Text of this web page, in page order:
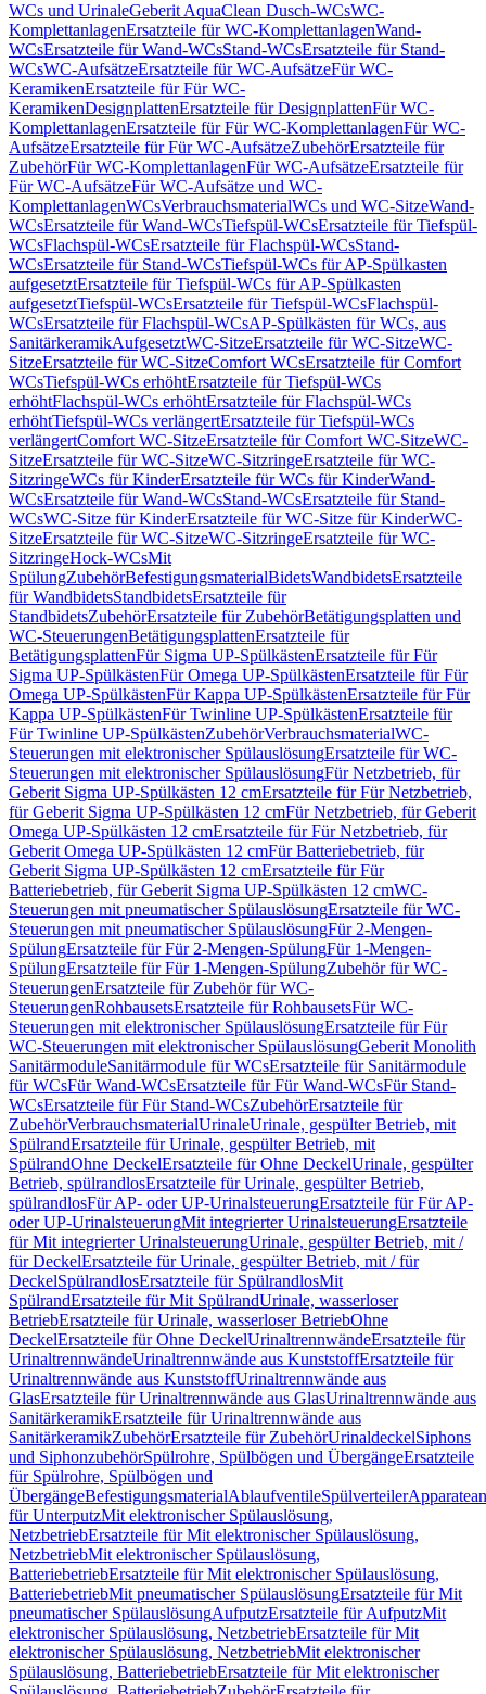
WCs und UrinaleGeberit AquaClean Dusch-WCsWC-
KomplettanlagenErsatzteile für WC-KomplettanlagenWand-
WCsErsatzteile für Wand-WCsStand-WCsErsatzteile für Stand-
WCsWC-AufsätzeErsatzteile für WC-AufsätzeFür WC-
KeramikenErsatzteile für Für WC-
KeramikenDesignplattenErsatzteile für DesignplattenFür WC-
KomplettanlagenErsatzteile für Für WC-KomplettanlagenFür WC-
AufsätzeErsatzteile für Für WC-AufsätzeZubehörErsatzteile für
ZubehörFür WC-KomplettanlagenFür WC-AufsätzeErsatzteile für
Für WC-AufsätzeFür WC-Aufsätze und WC-
KomplettanlagenWCsVerbrauchsmaterialWCs und WC-SitzeWand-
WCsErsatzteile für Wand-WCsTiefspül-WCsErsatzteile für Tiefspül-
WCsFlachspül-WCsErsatzteile für Flachspül-WCsStand-
WCsErsatzteile für Stand-WCsTiefspül-WCs für AP-Spülkasten
aufgesetztErsatzteile für Tiefspül-WCs für AP-Spülkasten
aufgesetztTiefspül-WCsErsatzteile für Tiefspül-WCsFlachspül-
WCsErsatzteile für Flachspül-WCsAP-Spülkästen für WCs, aus
SanitärkeramikAufgesetztWC-SitzeErsatzteile für WC-SitzeWC-
SitzeErsatzteile für WC-SitzeComfort WCsErsatzteile für Comfort
WCsTiefspül-WCs erhöhtErsatzteile für Tiefspül-WCs
erhöhtFlachspül-WCs erhöhtErsatzteile für Flachspül-WCs
erhöhtTiefspül-WCs verlängertErsatzteile für Tiefspül-WCs
verlängertComfort WC-SitzeErsatzteile für Comfort WC-SitzeWC-
SitzeErsatzteile für WC-SitzeWC-SitzringeErsatzteile für WC-
SitzringeWCs für KinderErsatzteile für WCs für KinderWand-
WCsErsatzteile für Wand-WCsStand-WCsErsatzteile für Stand-
WCsWC-Sitze für KinderErsatzteile für WC-Sitze für KinderWC-
SitzeErsatzteile für WC-SitzeWC-SitzringeErsatzteile für WC-
SitzringeHock-WCsMit
SpülungZubehörBefestigungsmaterialBidetsWandbidetsErsatzteile
für WandbidetsStandbidetsErsatzteile für
StandbidetsZubehörErsatzteile für ZubehörBetätigungsplatten und
WC-SteuerungenBetätigungsplattenErsatzteile für
BetätigungsplattenFür Sigma UP-SpülkästenErsatzteile für Für
Sigma UP-SpülkästenFür Omega UP-SpülkästenErsatzteile für Für
Omega UP-SpülkästenFür Kappa UP-SpülkästenErsatzteile für Für
Kappa UP-SpülkästenFür Twinline UP-SpülkästenErsatzteile für
Für Twinline UP-SpülkästenZubehörVerbrauchsmaterialWC-
Steuerungen mit elektronischer SpülauslösungErsatzteile für WC-
Steuerungen mit elektronischer SpülauslösungFür Netzbetrieb, für
Geberit Sigma UP-Spülkästen 12 cmErsatzteile für Für Netzbetrieb,
für Geberit Sigma UP-Spülkästen 12 cmFür Netzbetrieb, für Geberit
Omega UP-Spülkästen 12 cmErsatzteile für Für Netzbetrieb, für
Geberit Omega UP-Spülkästen 12 cmFür Batteriebetrieb, für
Geberit Sigma UP-Spülkästen 12 cmErsatzteile für Für
Batteriebetrieb, für Geberit Sigma UP-Spülkästen 12 cmWC-
Steuerungen mit pneumatischer SpülauslösungErsatzteile für WC-
Steuerungen mit pneumatischer SpülauslösungFür 2-Mengen-
SpülungErsatzteile für Für 2-Mengen-SpülungFür 1-Mengen-
SpülungErsatzteile für Für 1-Mengen-SpülungZubehör für WC-
SteuerungenErsatzteile für Zubehör für WC-
SteuerungenRohbausetsErsatzteile für RohbausetsFür WC-
Steuerungen mit elektronischer SpülauslösungErsatzteile für Für
WC-Steuerungen mit elektronischer SpülauslösungGeberit Monolith
SanitärmoduleSanitärmodule für WCsErsatzteile für Sanitärmodule
für WCsFür Wand-WCsErsatzteile für Für Wand-WCsFür Stand-
WCsErsatzteile für Für Stand-WCsZubehörErsatzteile für
ZubehörVerbrauchsmaterialUrinaleUrinale, gespülter Betrieb, mit
SpülrandErsatzteile für Urinale, gespülter Betrieb, mit
SpülrandOhne DeckelErsatzteile für Ohne DeckelUrinale, gespülter
Betrieb, spülrandlosErsatzteile für Urinale, gespülter Betrieb,
spülrandlosFür AP- oder UP-UrinalsteuerungErsatzteile für Für AP-
oder UP-UrinalsteuerungMit integrierter UrinalsteuerungErsatzteile
für Mit integrierter UrinalsteuerungUrinale, gespülter Betrieb, mit /
für DeckelErsatzteile für Urinale, gespülter Betrieb, mit / für
DeckelSpülrandlosErsatzteile für SpülrandlosMit
SpülrandErsatzteile für Mit SpülrandUrinale, wasserloser
BetriebErsatzteile für Urinale, wasserloser BetriebOhne
DeckelErsatzteile für Ohne DeckelUrinaltrennwändeErsatzteile für
UrinaltrennwändeUrinaltrennwände aus KunststoffErsatzteile für
Urinaltrennwände aus KunststoffUrinaltrennwände aus
GlasErsatzteile für Urinaltrennwände aus GlasUrinaltrennwände aus
SanitärkeramikErsatzteile für Urinaltrennwände aus
SanitärkeramikZubehörErsatzteile für ZubehörUrinaldeckelSiphons
und SiphonzubehörSpülrohre, Spülbögen und ÜbergängeErsatzteile
für Spülrohre, Spülbögen und
ÜbergängeBefestigungsmaterialAblaufventileSpülverteiler
für UnterputzMit elektronischer Spülauslösung,
NetzbetriebErsatzteile für Mit elektronischer Spülauslösung,
NetzbetriebMit elektronischer Spülauslösung,
BatteriebetriebErsatzteile für Mit elektronischer Spülauslösung,
BatteriebetriebMit pneumatischer SpülauslösungErsatzteile für Mit
pneumatischer SpülauslösungAufputzErsatzteile für AufputzMit
elektronischer Spülauslösung, NetzbetriebErsatzteile für Mit
elektronischer Spülauslösung, NetzbetriebMit elektronischer
Spülauslösung, BatteriebetriebErsatzteile für Mit elektronischer